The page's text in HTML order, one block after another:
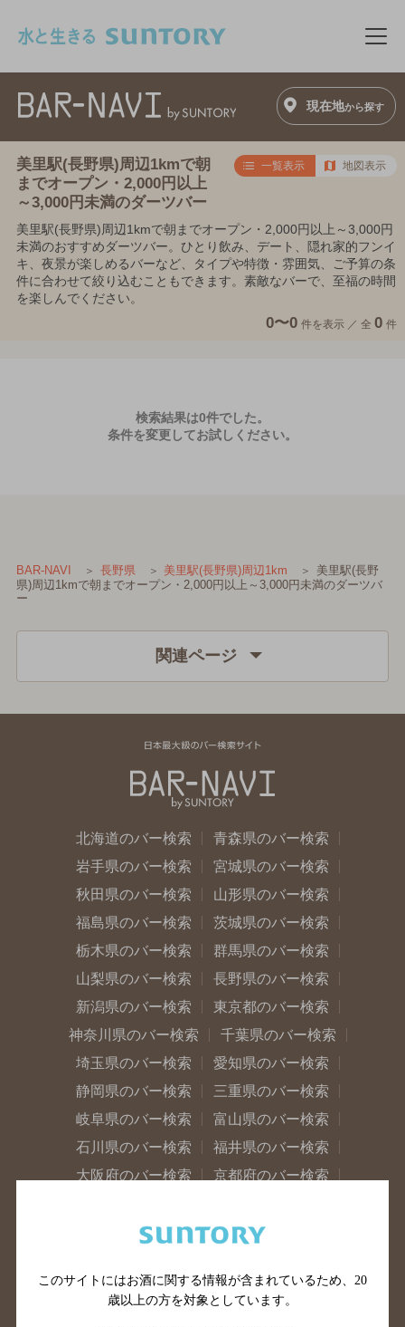
メ
現在地から探す
美里駅(長野県)周辺1kmで朝
までオープン・2,000円以上
～3,000円未満のダーツバー
一覧表示 地図表示
美里駅(長野県)周辺1kmで朝までオープン・2,000円以上～3,000円
未満のおすすめダーツバー。ひとり飲み、デート、隠れ家的フンイ
キ、夜景が楽しめるバーなど、タイプや特徴・雰囲気、ご予算の条
件に合わせて絞り込むこともできます。素敵なバーで、至福の時間
を楽しんでください。
0〜0 件を表示 ／ 全 0 件
検索結果は0件でした。
条件を変更してお試しください。
BAR-NAVI 長野県 美里駅(長野県)周辺1km
美里駅(長野
県)周辺1kmで朝までオープン・2,000円以上～3,000円未満のダーツバ
ー
関連ページ
北海道のバー検索
青森県のバー検索
岩手県のバー検索
宮城県のバー検索
秋田県のバー検索
山形県のバー検索
福島県のバー検索
茨城県のバー検索
栃木県のバー検索
群馬県のバー検索
山梨県のバー検索
長野県のバー検索
新潟県のバー検索
東京都のバー検索
神奈川県のバー検索
千葉県のバー検索
埼玉県のバー検索
愛知県のバー検索
静岡県のバー検索
三重県のバー検索
岐阜県のバー検索
富山県のバー検索
石川県のバー検索
福井県のバー検索
大阪府のバー検索
京都府のバー検索
滋賀県のバー検索
和歌山県のバー検索
山口県のバー検索
鳥取県のバー検索
このサイトにはお酒に関する情報が含まれているため、 20
歳以上の方を対象としています。